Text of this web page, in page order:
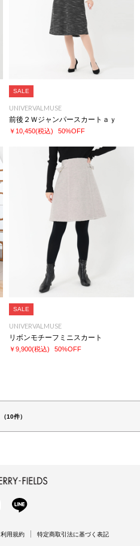
SALE
UNIVERVALMUSE
前後２Ｗジャンパースカートａｙ
￥10,450(税込) 50%OFF
SALE
UNIVERVALMUSE
リボンモチーフミニスカート
￥9,900(税込) 50%OFF
（10件）
INSTAGRAM
利用規約 特定商取引法に基づく表記